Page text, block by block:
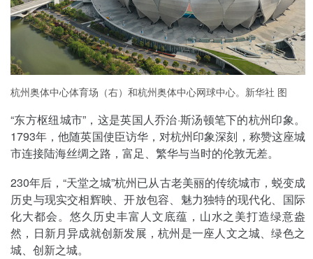
杭州奥体中心体育场（右）和杭州奥体中心网球中心。新华社 图
“东方枢纽城市”，这是英国人乔治·斯汤顿笔下的杭州印象。
1793年，他随英国使臣访华，对杭州印象深刻，称赞这座城
市连接陆海丝绸之路，富足、繁华与当时的伦敦无差。
230年后，“天堂之城”杭州已从古老美丽的传统城市，蜕变成
历史与现实交相辉映、开放包容、魅力独特的现代化、国际
化大都会。悠久历史丰富人文底蕴，山水之美打造绿意盎
然，日新月异成就创新发展，杭州是一座人文之城、绿色之
城、创新之城。